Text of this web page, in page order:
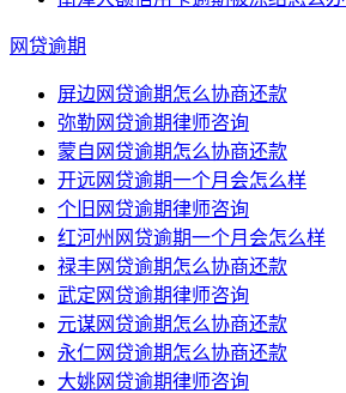
网贷逾期
屏边网贷逾期怎么协商还款
弥勒网贷逾期律师咨询
蒙自网贷逾期怎么协商还款
开远网贷逾期一个月会怎么样
个旧网贷逾期律师咨询
红河州网贷逾期一个月会怎么样
禄丰网贷逾期怎么协商还款
武定网贷逾期律师咨询
元谋网贷逾期怎么协商还款
永仁网贷逾期怎么协商还款
大姚网贷逾期律师咨询